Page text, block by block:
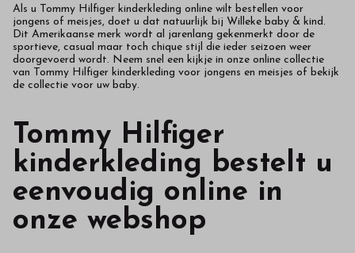
Als u Tommy Hilfiger kinderkleding online wilt bestellen voor
jongens of meisjes, doet u dat natuurlijk bij Willeke baby & kind.
Dit Amerikaanse merk wordt al jarenlang gekenmerkt door de
sportieve, casual maar toch chique stijl die ieder seizoen weer
doorgevoerd wordt. Neem snel een kijkje in onze online collectie
van Tommy Hilfiger kinderkleding voor jongens en meisjes of bekijk
de collectie voor uw baby.
Tommy Hilfiger
kinderkleding bestelt u
eenvoudig online in
onze webshop